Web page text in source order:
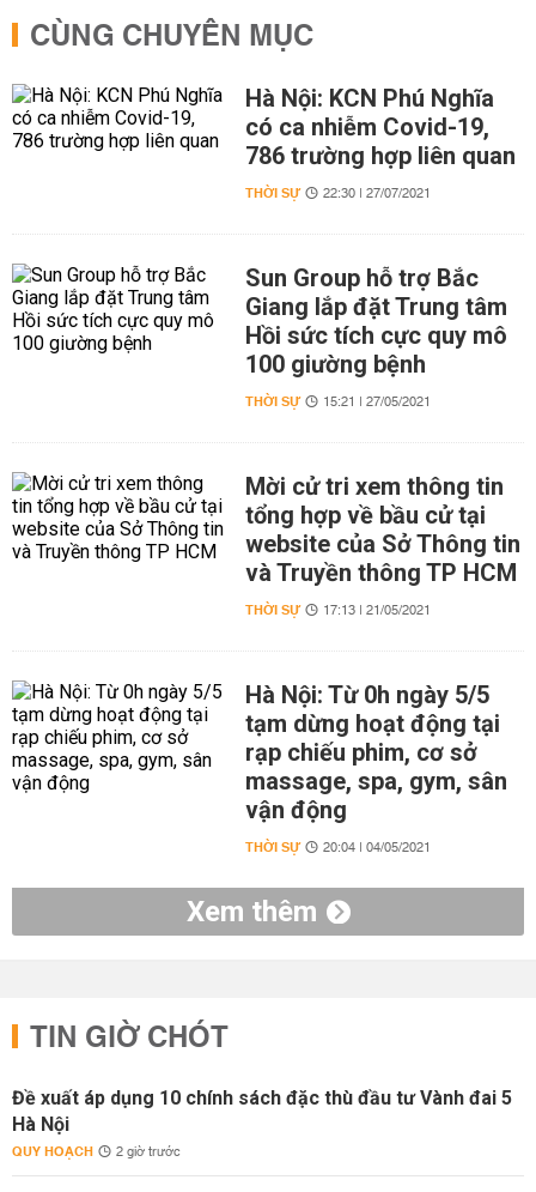
CÙNG CHUYÊN MỤC
Hà Nội: KCN Phú Nghĩa
có ca nhiễm Covid-19,
786 trường hợp liên quan
THỜI SỰ 22:30 | 27/07/2021
Sun Group hỗ trợ Bắc
Giang lắp đặt Trung tâm
Hồi sức tích cực quy mô
100 giường bệnh
THỜI SỰ 15:21 | 27/05/2021
Mời cử tri xem thông tin
tổng hợp về bầu cử tại
website của Sở Thông tin
và Truyền thông TP HCM
THỜI SỰ 17:13 | 21/05/2021
Hà Nội: Từ 0h ngày 5/5
tạm dừng hoạt động tại
rạp chiếu phim, cơ sở
massage, spa, gym, sân
vận động
THỜI SỰ 20:04 | 04/05/2021
Xem thêm
TIN GIỜ CHÓT
Đề xuất áp dụng 10 chính sách đặc thù đầu tư Vành đai 5
Hà Nội
QUY HOẠCH 2 giờ trước